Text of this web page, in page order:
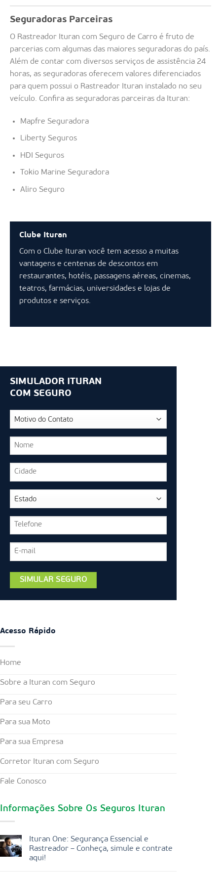
Seguradoras Parceiras
O Rastreador Ituran com Seguro de Carro é fruto de
parcerias com algumas das maiores seguradoras do país.
Além de contar com diversos serviços de assistência 24
horas, as seguradoras oferecem valores diferenciados
para quem possui o Rastreador Ituran instalado no seu
veículo. Confira as seguradoras parceiras da Ituran:
Mapfre Seguradora
Liberty Seguros
HDI Seguros
Tokio Marine Seguradora
Aliro Seguro
Clube Ituran
Com o Clube Ituran você tem acesso a muitas
vantagens e centenas de descontos em
restaurantes, hotéis, passagens aéreas, cinemas,
teatros, farmácias, universidades e lojas de
produtos e serviços.
SIMULADOR ITURAN
COM SEGURO
Acesso Rápido
Home
Sobre a Ituran com Seguro
Para seu Carro
Para sua Moto
Para sua Empresa
Corretor Ituran com Seguro
Fale Conosco
Informações Sobre Os Seguros Ituran
Ituran One: Segurança Essencial e
Rastreador – Conheça, simule e contrate
aqui!